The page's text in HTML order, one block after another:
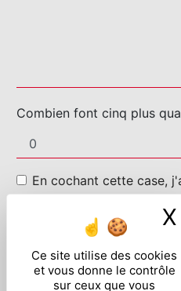
Ce site utilise des cookies
et vous donne le contrôle
sur ceux que vous
X
Combien font cinq plus
En cochant cette case,
** Les données personnelles